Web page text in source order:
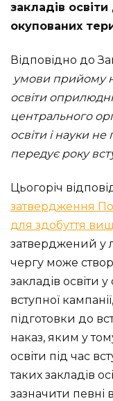
закладів
окупованих
Відповідно до
умови прийому
освіти
центрального
освіти і науки
передує року
Цьогоріч
затвердження
для здобуття
затверджений у
чергу може
закладів освіти
вступної
підготовки до
наказ, яким у
освіти під час
таких закладів
зазначити певні